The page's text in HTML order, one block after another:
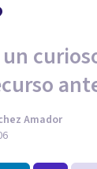
Amador